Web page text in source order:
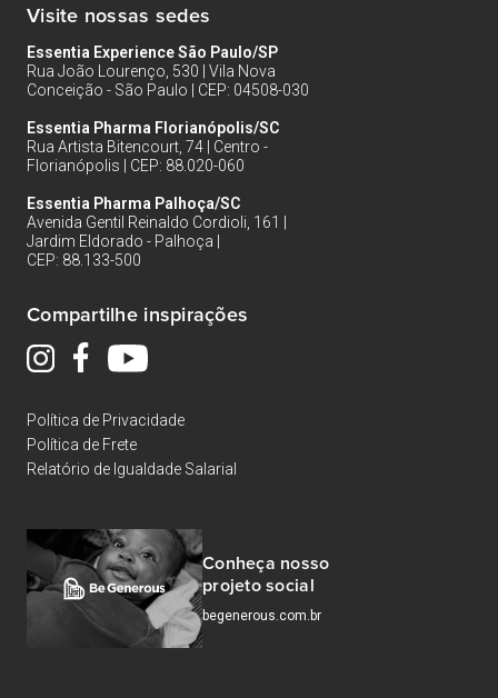
Visite nossas sedes
Essentia Experience São Paulo/SP
Rua João Lourenço, 530 | Vila Nova
Conceição - São Paulo | CEP: 04508-030
Essentia Pharma Florianópolis/SC
Rua Artista Bitencourt, 74 | Centro -
Florianópolis | CEP: 88.020-060
Essentia Pharma Palhoça/SC
Avenida Gentil Reinaldo Cordioli, 161 |
Jardim Eldorado - Palhoça |
CEP: 88.133-500
Compartilhe inspirações
Política de Privacidade
Política de Frete
Relatório de Igualdade Salarial
Conheça nosso
projeto social
begenerous.com.br